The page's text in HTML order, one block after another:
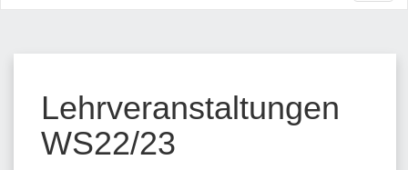
Lehrveranstaltungen
WS22/23